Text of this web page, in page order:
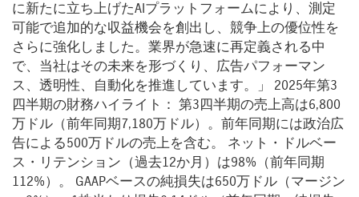
に新たに立ち上げたAIプラットフォームにより、測定
可能で追加的な収益機会を創出し、競争上の優位性を
さらに強化しました。業界が急速に再定義される中
で、当社はその未来を形づくり、広告パフォーマン
ス、透明性、自動化を推進しています。」 2025年第3
四半期の財務ハイライト： 第3四半期の売上高は6,800
万ドル（前年同期7,180万ドル）。前年同期には政治広
告による500万ドルの売上を含む。 ネット・ドルベー
ス・リテンション（過去12か月）は98%（前年同期
112%）。 GAAPベースの純損失は650万ドル（マージン